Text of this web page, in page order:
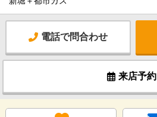
電話で問合わせ
来店予約